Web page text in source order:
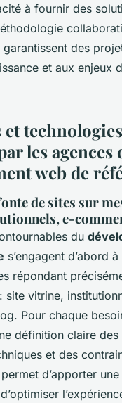
à fournir des
des
et aux enjeux
technologies
les agences
web de
de sites sur
e-
du
s’engagent d’abord
répondant
site vitrine,
Pour chaque
définition claire
et des
d’apporter une